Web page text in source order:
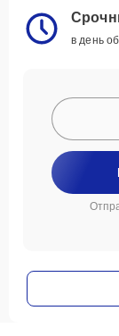
в день